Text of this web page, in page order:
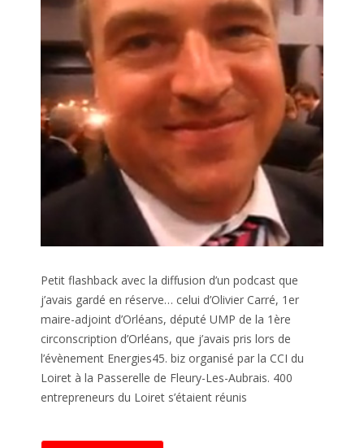
Petit flashback avec la diffusion d’un podcast que
j’avais gardé en réserve… celui d’Olivier Carré, 1er
maire-adjoint d’Orléans, député UMP de la 1ère
circonscription d’Orléans, que j’avais pris lors de
l’évènement Energies45. biz organisé par la CCI du
Loiret à la Passerelle de Fleury-Les-Aubrais. 400
entrepreneurs du Loiret s’étaient réunis